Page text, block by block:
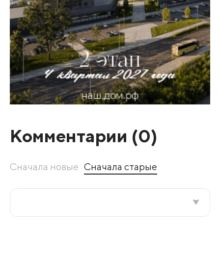
Комментарии (0)
Сначала новые Сначала старые